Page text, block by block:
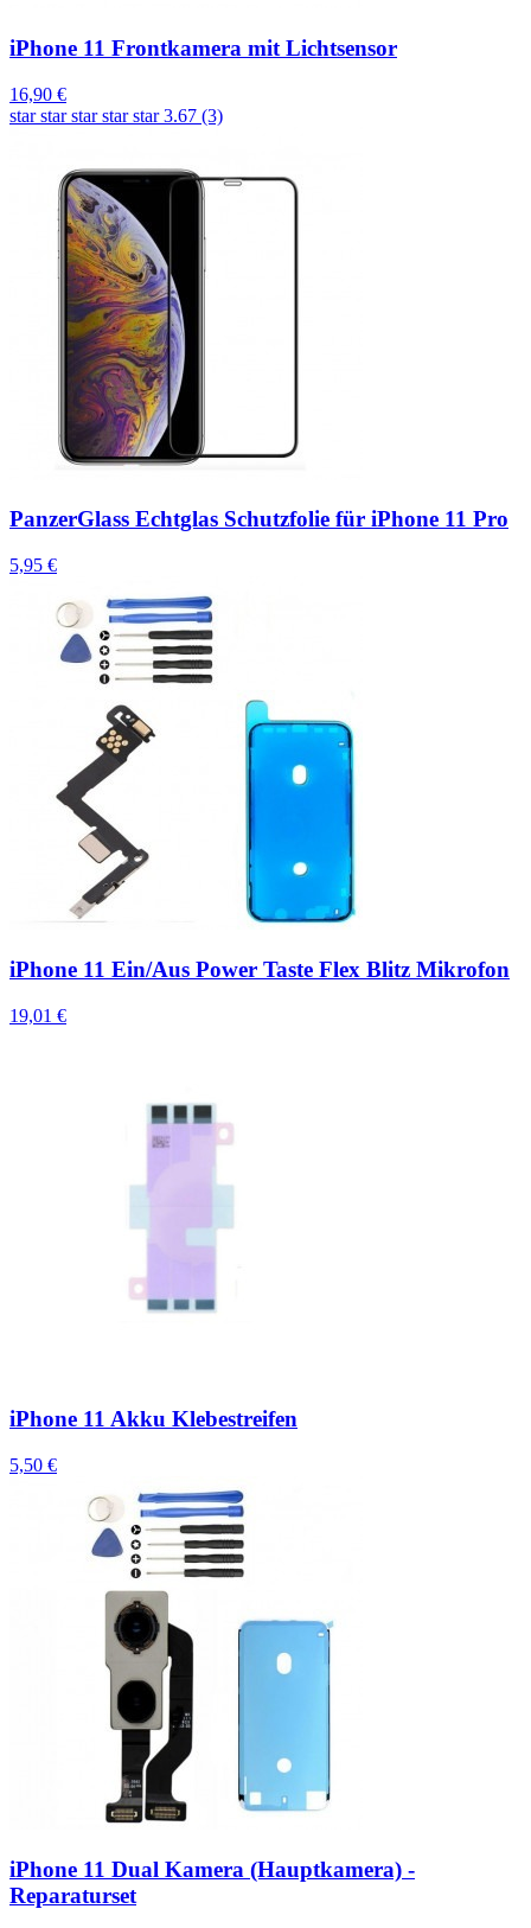
iPhone 11 Frontkamera mit Lichtsensor
16,90 €
star star star star star 3.67 (3)
PanzerGlass Echtglas Schutzfolie für iPhone 11 Pro
5,95 €
iPhone 11 Ein/Aus Power Taste Flex Blitz Mikrofon
19,01 €
iPhone 11 Akku Klebestreifen
5,50 €
iPhone 11 Dual Kamera (Hauptkamera) -
Reparaturset